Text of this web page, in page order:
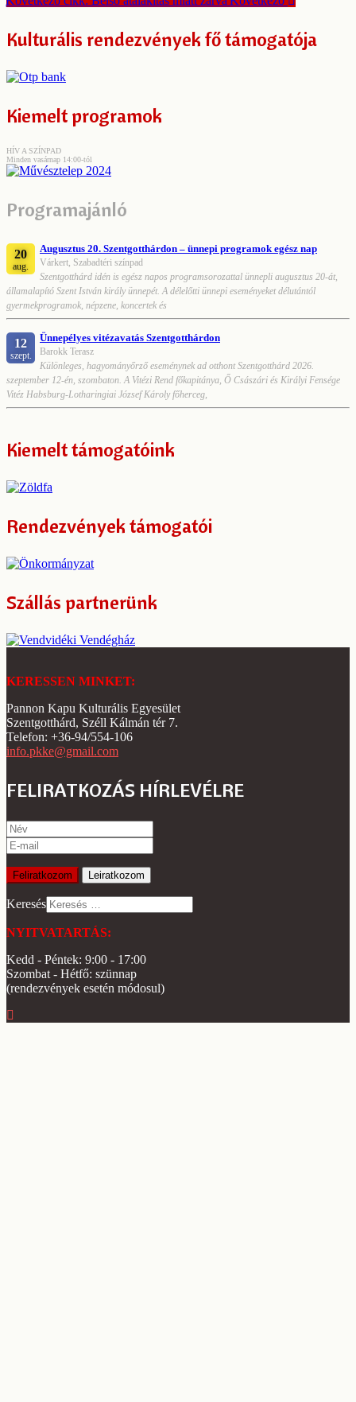
Kulturális rendezvények fő támogatója
Kiemelt programok
HÍV A SZÍNPAD
Minden vasárnap 14:00-tól
Programajánló
20
aug.
Augusztus 20. Szentgotthárdon – ünnepi programok egész nap
Várkert, Szabadtéri színpad
Szentgotthárd idén is egész napos programsorozattal ünnepli augusztus 20-át,
államalapító Szent István király ünnepét. A délelőtti ünnepi eseményeket délutántól
gyermekprogramok, népzene, koncertek és
12
szept.
Ünnepélyes vitézavatás Szentgotthárdon
Barokk Terasz
Különleges, hagyományőrző eseménynek ad otthont Szentgotthárd 2026.
szeptember 12-én, szombaton. A Vitézi Rend főkapitánya, Ő Császári és Királyi Fensége
Vitéz Habsburg-Lotharingiai József Károly főherceg,
Kiemelt támogatóink
Rendezvények támogatói
Szállás partnerünk
KERESSEN MINKET:
Pannon Kapu Kulturális Egyesület
Szentgotthárd, Széll Kálmán tér 7.
Telefon: +36-94/554-106
info.pkke@gmail.com
FELIRATKOZÁS HÍRLEVÉLRE
Keresés
NYITVATARTÁS:
Kedd - Péntek: 9:00 - 17:00
Szombat - Hétfő: szünnap
(rendezvények esetén módosul)